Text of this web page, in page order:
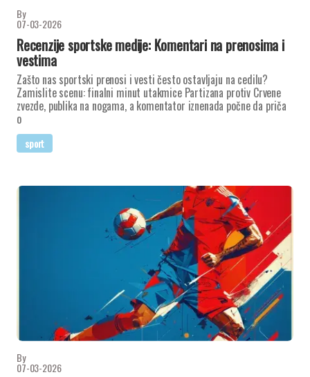
By
07-03-2026
Recenzije sportske medije: Komentari na prenosima i
vestima
Zašto nas sportski prenosi i vesti često ostavljaju na cedilu?
Zamislite scenu: finalni minut utakmice Partizana protiv Crvene
zvezde, publika na nogama, a komentator iznenada počne da priča
o
sport
By
07-03-2026